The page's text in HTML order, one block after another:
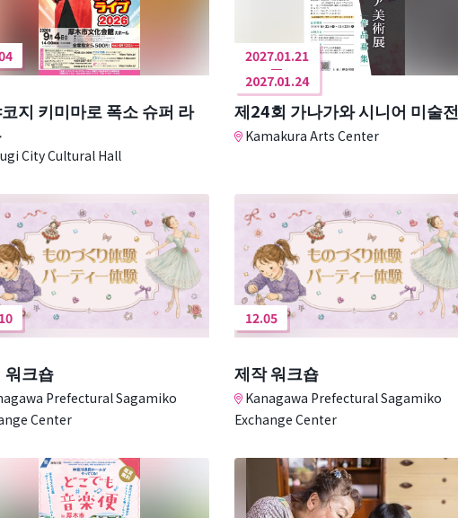
지 키미마로 폭소 슈퍼 라
City Cultural Hall
2027.01.21
2027.01.24
제24회 가나가와 시니어 미술전
Kamakura Arts Center
워크숍
Prefectural Sagamiko
Center
12.05
제작 워크숍
Kanagawa Prefectural Sagamiko
Exchange Center